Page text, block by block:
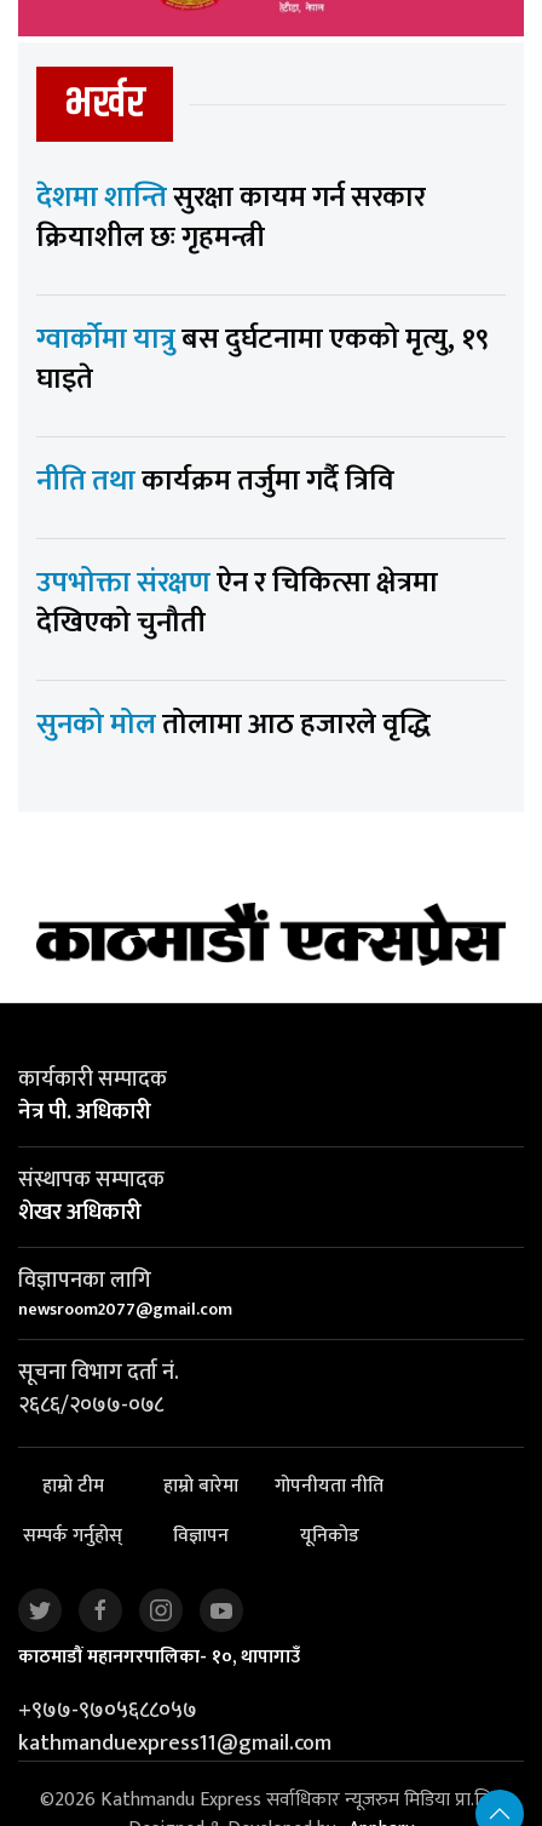
भर्खर
देशमा शान्तिसुरक्षा कायम गर्न सरकार
क्रियाशील छः गृहमन्त्री
ग्वार्कोमा यात्रुबस दुर्घटनामा एकको मृत्यु, १९
घाइते
नीति तथाकार्यक्रम तर्जुमा गर्दै त्रिवि
उपभोक्ता संरक्षणऐन र चिकित्सा क्षेत्रमा
देखिएको चुनौती
सुनको मोलतोलामा आठ हजारले वृद्धि
कार्यकारी सम्पादक
नेत्र पी. अधिकारी
संस्थापक सम्पादक
शेखर अधिकारी
विज्ञापनका लागि
newsroom2077@gmail.com
सूचना विभाग दर्ता नं.
२६८६/२०७७-०७८
हाम्रो टीम हाम्रो बारेमा
गोपनीयता नीति
सम्पर्क गर्नुहोस्
विज्ञापन यूनिकोड
काठमाडौं महानगरपालिका- १०, थापागाउँ
+९७७-९७०५६८८०५७
kathmanduexpress11@gmail.com
©2026 Kathmandu Express सर्वाधिकार न्यूजरुम मिडिया प्रा.लि. |